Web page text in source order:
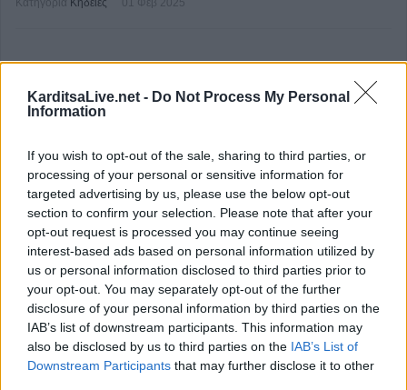
KarditsaLive.net - Do Not Process My Personal
Information
If you wish to opt-out of the sale, sharing to third parties, or
processing of your personal or sensitive information for
targeted advertising by us, please use the below opt-out
section to confirm your selection. Please note that after your
opt-out request is processed you may continue seeing
interest-based ads based on personal information utilized by
us or personal information disclosed to third parties prior to
your opt-out. You may separately opt-out of the further
disclosure of your personal information by third parties on the
IAB’s list of downstream participants. This information may
also be disclosed by us to third parties on the IAB’s List of
Downstream Participants that may further disclose it to other
Κατηγορία Κηδείες 01 Φεβ 2025
Η Δ.Τ.Υ. του Δήμου Καρδίτσας θα
επιβλέπει έργα του Δήμου Αργιθέας